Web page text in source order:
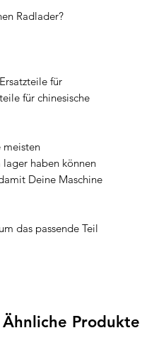
Radlader?
für
für chinesische
meisten
haben können
Deine Maschine
das passende Teil
Ähnliche Produkte